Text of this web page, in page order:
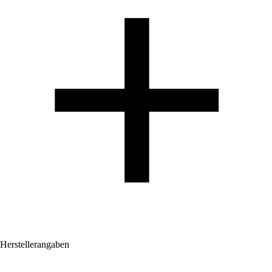
Herstellerangaben